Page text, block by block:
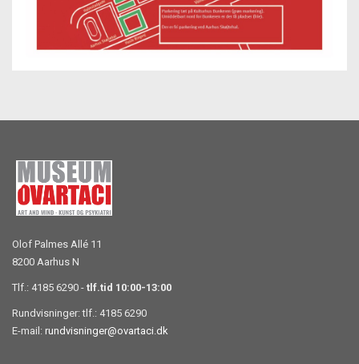
Olof Palmes Allé 11
8200 Aarhus N
Tlf.: 4185 6290 - tlf.tid 10:00-13:00
Rundvisninger: tlf.: 4185 6290
E-mail: rundvisninger@ovartaci.dk